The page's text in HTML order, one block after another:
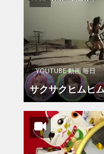
YOUTUBE 動画 毎日
サクサクヒムヒ